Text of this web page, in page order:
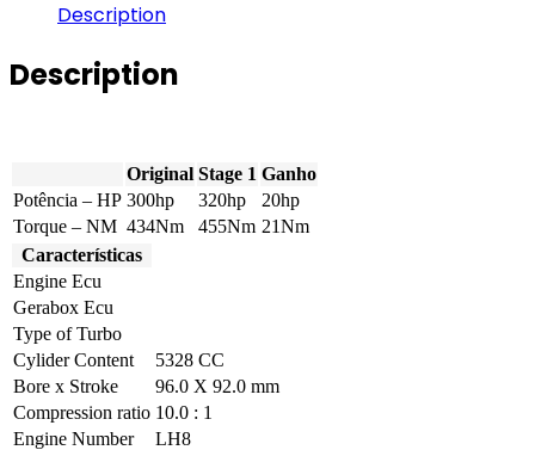
quantity
Description
Description
Original Stage 1 Ganho
Potência – HP 300hp 320hp
20hp
Torque – NM 434Nm 455Nm 21Nm
Características
Engine Ecu
Gerabox Ecu
Type of Turbo
Cylider Content
5328 CC
Bore x Stroke
96.0 X 92.0 mm
Compression ratio 10.0 : 1
Engine Number
LH8